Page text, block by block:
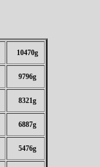
10470g
9796g
8321g
6887g
5476g